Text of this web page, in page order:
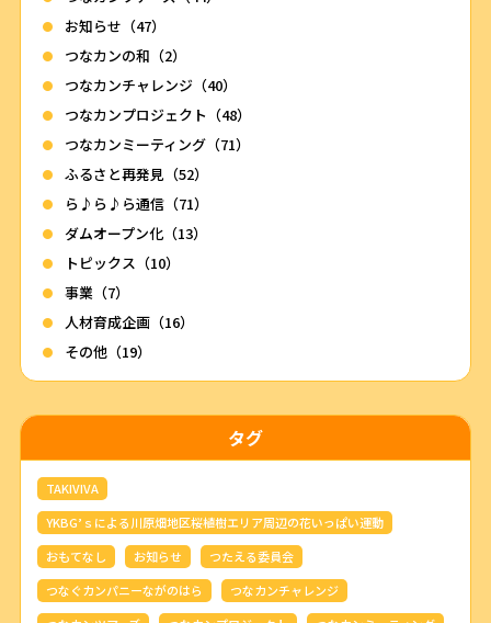
お知らせ（47）
つなカンの和（2）
つなカンチャレンジ（40）
つなカンプロジェクト（48）
つなカンミーティング（71）
ふるさと再発見（52）
ら♪ら♪ら通信（71）
ダムオープン化（13）
トピックス（10）
事業（7）
人材育成企画（16）
その他（19）
タグ
TAKIVIVA
YKBG’ｓによる川原畑地区桜植樹エリア周辺の花いっぱい運動
おもてなし
お知らせ
つたえる委員会
つなぐカンパニーながのはら
つなカンチャレンジ